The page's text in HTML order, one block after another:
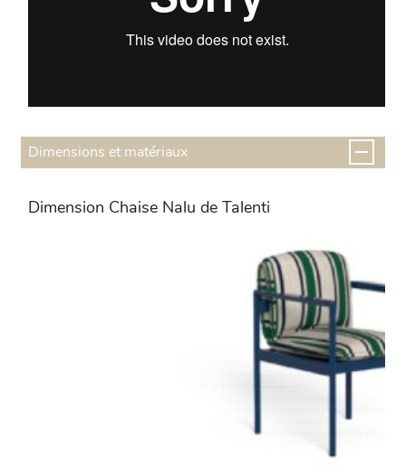
Dimensions et matériaux
Dimension Chaise Nalu de Talenti